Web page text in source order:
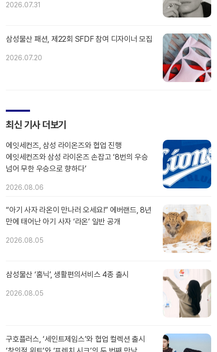
2026.07.31
삼성물산 패션, 제22회 SFDF 참여 디자이너 모집
2026.07.20
최신 기사 더보기
에잇세컨즈, 삼성 라이온즈와 협업 진행
에잇세컨즈와 삼성 라이온즈 손잡고 ‘8번의 우승
넘어 무한 우승으로 향하다’
2026.08.06
“아기 사자 라온이 만나러 오세요!” 에버랜드, 8년
만에 태어난 아기 사자 ‘라온’ 일반 공개
2026.08.05
삼성물산 ‘홈닉’, 생활편의서비스 4종 출시
2026.08.05
구호플러스, ‘세인트제임스’와 협업 컬렉션 출시